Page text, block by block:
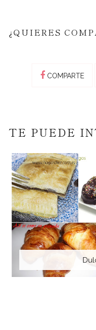
¿QUIERES
COMPARTE
TE PUEDE